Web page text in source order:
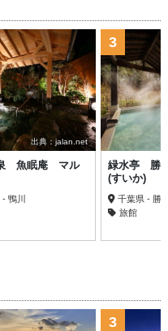
出典：jalan.net
魚眠庵 マル
鴨川
3
緑水亭 勝
(すいか)
千葉県 - 勝
旅館
3